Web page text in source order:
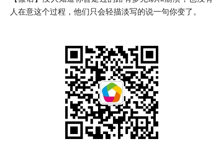
人在意这个过程，他们只会轻描淡写的说一句你变了。